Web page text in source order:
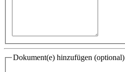
Dokument(e) hinzufügen (optional)